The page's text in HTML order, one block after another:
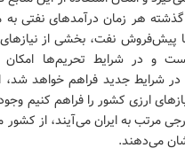
هر زمان درآمدهای نفتی
پیش‌فروش نفت، بخشی از
و در شرایط تحریم‌ها
جدید فراهم خواهد شد،
ارزی کشور را فراهم کنیم
مرتب به ایران می‌آیند، از
می‌دهند.